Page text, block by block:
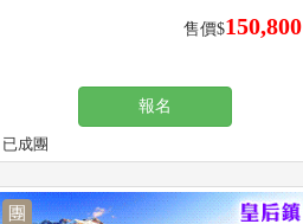
售價$150,800
報名
已成團
團